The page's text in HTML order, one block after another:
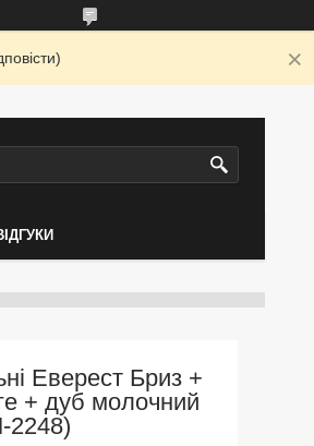
Еверест Бриз +
+ дуб молочний
2248)